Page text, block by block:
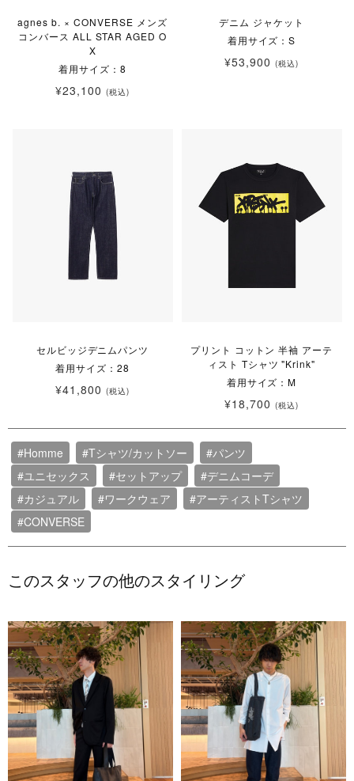
agnes b. × CONVERSE メンズ
コンバース ALL STAR AGED O
X
着用サイズ：8
¥23,100 (税込)
デニム ジャケット
着用サイズ：S
¥53,900 (税込)
セルビッジデニムパンツ
着用サイズ：28
¥41,800 (税込)
プリント コットン 半袖 アーテ
ィスト Tシャツ "Krink"
着用サイズ：M
¥18,700 (税込)
#Homme #Tシャツ/カットソー
#パンツ
#ユニセックス
#セットアップ
#デニムコーデ
#カジュアル
#ワークウェア
#アーティストTシャツ
#CONVERSE
このスタッフの他のスタイリング